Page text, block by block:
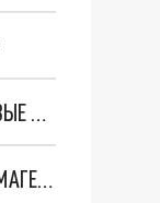
"ОЧЕНЬ ПЛОХИЕ НОВОСТИ": БОЛЬШАЯ ОШИБКА PALANTIR В РОССИИ. СТРАНЫ НАТО ВПЕРВЫЕ ЗА СВО ОСТАНОВИЛИ ПОСТАВКИ ОРУЖИЯ. ВСУ ТЕРЯЮТ ПРИГРАНИЧЬЕ?
ТРИ ГЛАВНЫХ ИНСАЙДА ОБ СВО. ОТМЕНА МОБИЛИЗАЦИИ И ВОЗВРАЩЕНИЕ "ГЕНЕРАЛА АРМАГЕДДОНА"? ОТЛИЧНЫЕ НОВОСТИ, КОТОРЫЕ ЖДАЛИ ВСЕ